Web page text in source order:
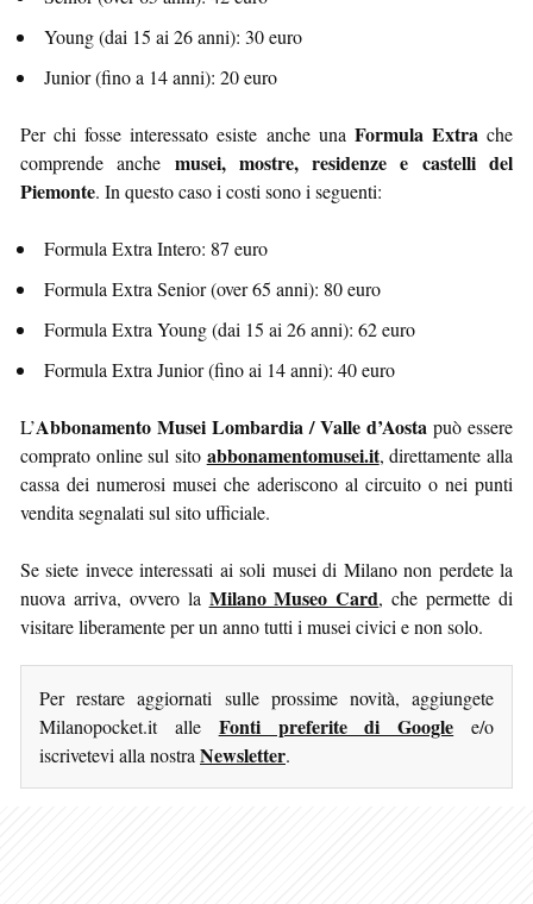
Young (dai 15 ai 26 anni): 30 euro
Junior (fino a 14 anni): 20 euro
Per chi fosse interessato esiste anche una Formula Extra che
comprende anche musei, mostre, residenze e castelli del
Piemonte. In questo caso i costi sono i seguenti:
Formula Extra Intero: 87 euro
Formula Extra Senior (over 65 anni): 80 euro
Formula Extra Young (dai 15 ai 26 anni): 62 euro
Formula Extra Junior (fino ai 14 anni): 40 euro
L’Abbonamento Musei Lombardia / Valle d’Aosta può essere
comprato online sul sito abbonamentomusei.it, direttamente alla
cassa dei numerosi musei che aderiscono al circuito o nei punti
vendita segnalati sul sito ufficiale.
Se siete invece interessati ai soli musei di Milano non perdete la
nuova arriva, ovvero la Milano Museo Card, che permette di
visitare liberamente per un anno tutti i musei civici e non solo.
Per restare aggiornati sulle prossime novità, aggiungete
Milanopocket.it alle Fonti preferite di Google e/o
iscrivetevi alla nostra Newsletter.